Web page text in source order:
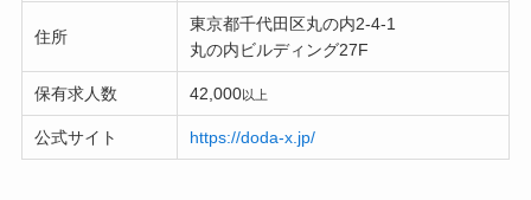
住所
東京都千代田区丸の内2-4-1
丸の内ビルディング27F
保有求人数 42,000以上
公式サイト https://doda-x.jp/